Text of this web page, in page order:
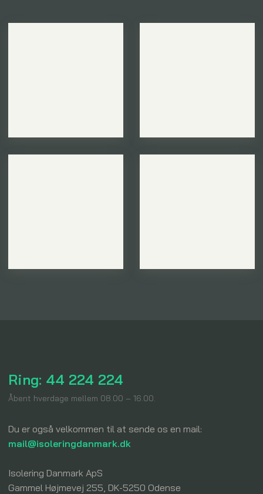
Ring: 44 224 224
​Åbent hverdage mellem 08.00 – 16.00.
Du er også velkommen til at sende os en mail:
mail@isoleringdanmark.dk
Isolering Danmark ApS​
Gammel Højmevej 255, DK-5250 Odense